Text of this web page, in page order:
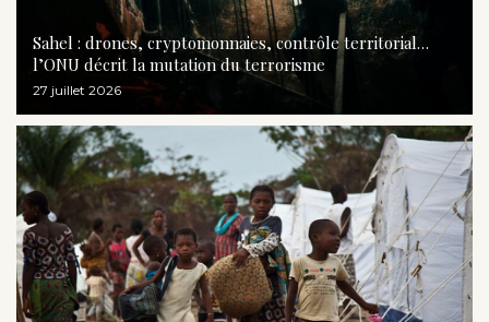
Sahel : drones, cryptomonnaies, contrôle territorial…
l’ONU décrit la mutation du terrorisme
27 juillet 2026